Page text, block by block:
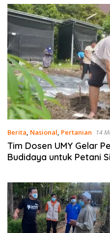
Berita, Nasional, Pertanian 14
Tim Dosen UMY Gelar
Budidaya untuk Petani